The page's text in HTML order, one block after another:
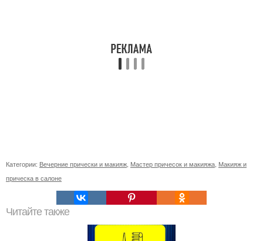
Категории: Вечерние прически и макияж Мастер причесок и макияжа Макияж и
прическа в салоне
Читайте также